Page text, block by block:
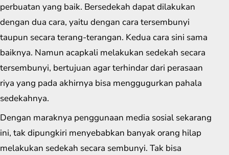
perbuatan yang baik. Bersedekah dapat dilakukan
dengan dua cara, yaitu dengan cara tersembunyi
taupun secara terang-terangan. Kedua cara sini sama
baiknya. Namun acapkali melakukan sedekah secara
tersembunyi, bertujuan agar terhindar dari perasaan
riya yang pada akhirnya bisa menggugurkan pahala
sedekahnya.
Dengan maraknya penggunaan media sosial sekarang
ini, tak dipungkiri menyebabkan banyak orang hilap
melakukan sedekah secara sembunyi. Tak bisa